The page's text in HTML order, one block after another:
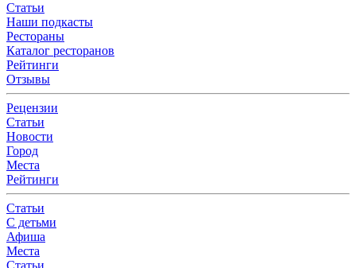
Статьи
Наши подкасты
Рестораны
Каталог ресторанов
Рейтинги
Отзывы
Рецензии
Статьи
Новости
Город
Места
Рейтинги
Статьи
С детьми
Афиша
Места
Статьи